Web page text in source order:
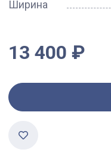
Ширина
13 400 ₽